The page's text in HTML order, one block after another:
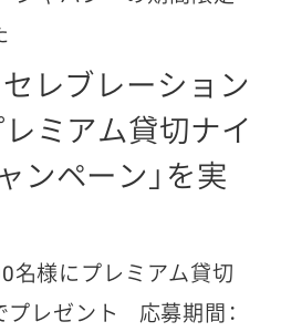
セレブレーション
ミアム貸切ナイ
ンペーン」を実
名様にプレミアム貸切
プレゼント
応募期間：